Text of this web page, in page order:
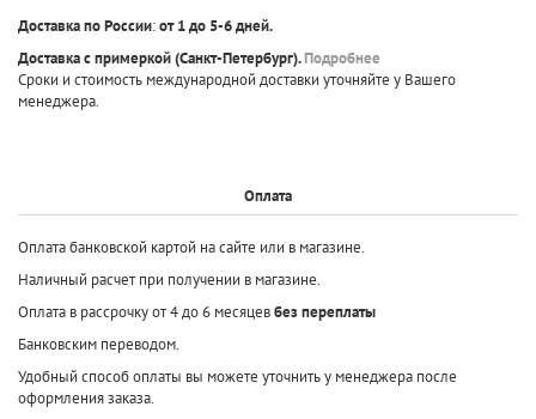
Доставка по России:от 1 до 5-6 дней.
Доставка с примеркой(Санкт-Петербург).Подробнее
Сроки и стоимость международной доставки уточняйте у Вашего
менеджера.
Оплата
Оплата банковской картой на сайте или в магазине.
Наличный расчет при получении в магазине.
Оплата в рассрочку от 4 до 6 месяцевбез переплаты
Банковским переводом.
Удобный способ оплаты вы можете уточнить у менеджера после
оформления заказа.